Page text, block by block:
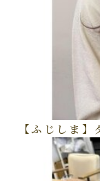
【ふじしま